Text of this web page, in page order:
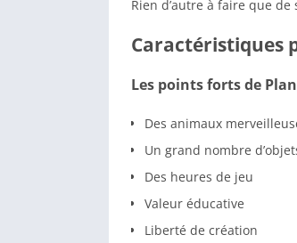
Rien d’autre à faire que
Caractéristiques
Les points forts de
Des animaux
Un grand nombre
Des heures de jeu
Valeur éducative
Liberté de création